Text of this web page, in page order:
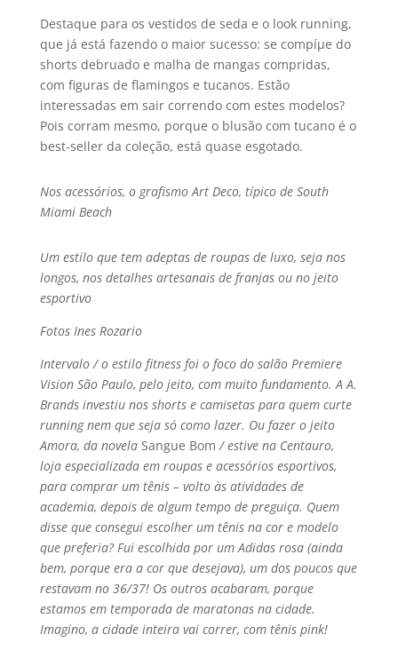
Destaque para os vestidos de seda e o look running,
que já está fazendo o maior sucesso: se compíµe do
shorts debruado e malha de mangas compridas,
com figuras de flamingos e tucanos. Estão
interessadas em sair correndo com estes modelos?
Pois corram mesmo, porque o blusão com tucano é o
best-seller da coleção, está quase esgotado.
Nos acessórios, o grafismo Art Deco, tí­pico de South
Miami Beach
Um estilo que tem adeptas de roupas de luxo, seja nos
longos, nos detalhes artesanais de franjas ou no jeito
esportivo
Fotos Ines Rozario
Intervalo / o estilo fitness foi o foco do salão Premiere
Vision São Paulo, pelo jeito, com muito fundamento. A A.
Brands investiu nos shorts e camisetas para quem curte
running nem que seja só como lazer. Ou fazer o jeito
Amora, da novela Sangue Bom / estive na Centauro,
loja especializada em roupas e acessórios esportivos,
para comprar um tênis – volto às atividades de
academia, depois de algum tempo de preguiça. Quem
disse que consegui escolher um tênis na cor e modelo
que preferia? Fui escolhida por um Adidas rosa (ainda
bem, porque era a cor que desejava), um dos poucos que
restavam no 36/37! Os outros acabaram, porque
estamos em temporada de maratonas na cidade.
Imagino, a cidade inteira vai correr, com tênis pink!